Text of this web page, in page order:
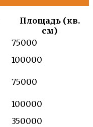
Площадь (кв.
см)
75000
100000
75000
100000
350000